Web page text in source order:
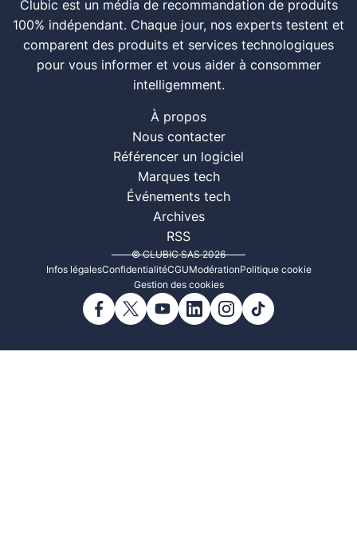
Clubic est un média de recommandation de produits
100% indépendant. Chaque jour, nos experts testent et
comparent des produits et services technologiques
pour vous informer et vous aider à consommer
intelligemment.
À propos
Nous contacter
Référencer un logiciel
Marques tech
Événements tech
Archives
RSS
© CLUBIC SAS 2026
Infos légalesConfidentialitéCGUModérationPolitique cookie
Gestion des cookies